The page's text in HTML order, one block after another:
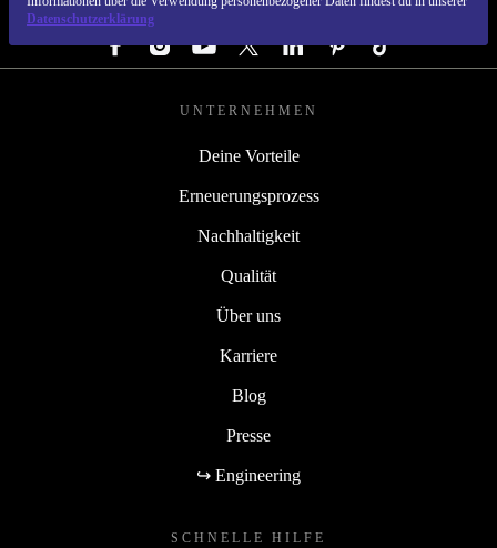
Datenschutzerklärung
FOLGE UNS
UNTERNEHMEN
Deine Vorteile
Erneuerungsprozess
Nachhaltigkeit
Qualität
Über uns
Karriere
Blog
Presse
↪ Engineering
SCHNELLE HILFE